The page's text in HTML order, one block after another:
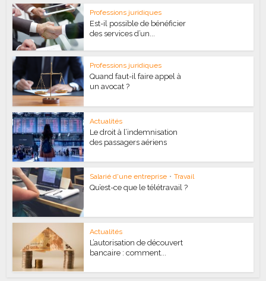
Professions juridiques
Est-il possible de bénéficier
des services d’un...
Professions juridiques
Quand faut-il faire appel à
un avocat ?
Actualités
Le droit à l’indemnisation
des passagers aériens
Salarié d'une entreprise • Travail
Qu’est-ce que le télétravail ?
Actualités
L’autorisation de découvert
bancaire : comment...